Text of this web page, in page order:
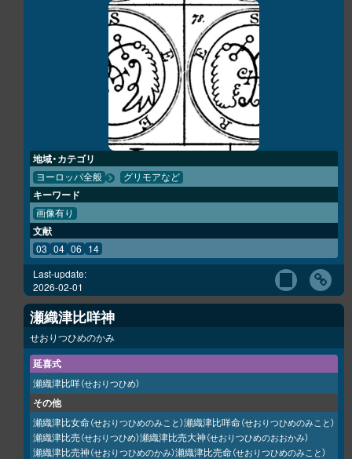
地域・カテゴリ
ヨーロッパ全般 グリモアなど
キーワード
画像有り
文献
03 04 06 14
Last-update:
2026-02-01
瀬織津比咩神
せおりつひめのかみ
延喜式
瀬織津比咩（せおりつひめ）
その他
瀬織津比女命（せおりつひめのみこと）瀬織津比咩命（せおりつひめのみこと）
瀬織津比売（せおりつひめ）瀬織津比売大神（せおりつひめのおおかみ）
瀬織津比売神（せおりつひめのかみ）瀬織津比売命（せおりつひめのみこと）